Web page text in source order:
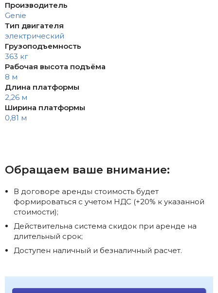
Производитель
Genie
Тип двигателя
электрический
Грузоподъемность
363 кг
Рабочая высота подъёма
8 м
Длина платформы
2,26 м
Ширина платформы
0,81 м
Обращаем ваше внимание:
В договоре аренды стоимость будет
формироваться с учетом НДС (+20% к указанной
стоимости);
Действительна система скидок при аренде на
длительный срок;
Доступен наличный и безналичный расчет.